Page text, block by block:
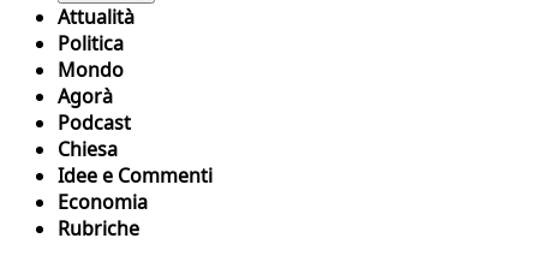
Attualità
Politica
Mondo
Agorà
Podcast
Chiesa
Idee e Commenti
Economia
Rubriche